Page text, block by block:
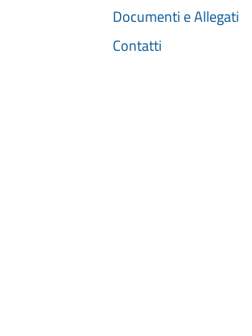
Documenti e Allegati
Contatti